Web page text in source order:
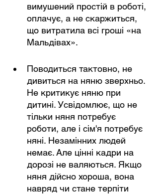
вимушений простій в роботі,
оплачує, а не скаржиться,
що витратила всі гроші «на
Мальдівах».
Поводиться тактовно, не
дивиться на няню зверхньо.
Не критикує няню при
дитині. Усвідомлює, що не
тільки няня потребує
роботи, але і сім'я потребує
няні. Незамінних людей
немає. Але цінні кадри на
дорозі не валяються. Якщо
няня дійсно хороша, вона
навряд чи стане терпіти